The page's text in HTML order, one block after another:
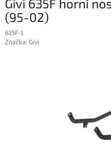
Givi 635F horní
(95-02)
635F-1
Značka: Givi